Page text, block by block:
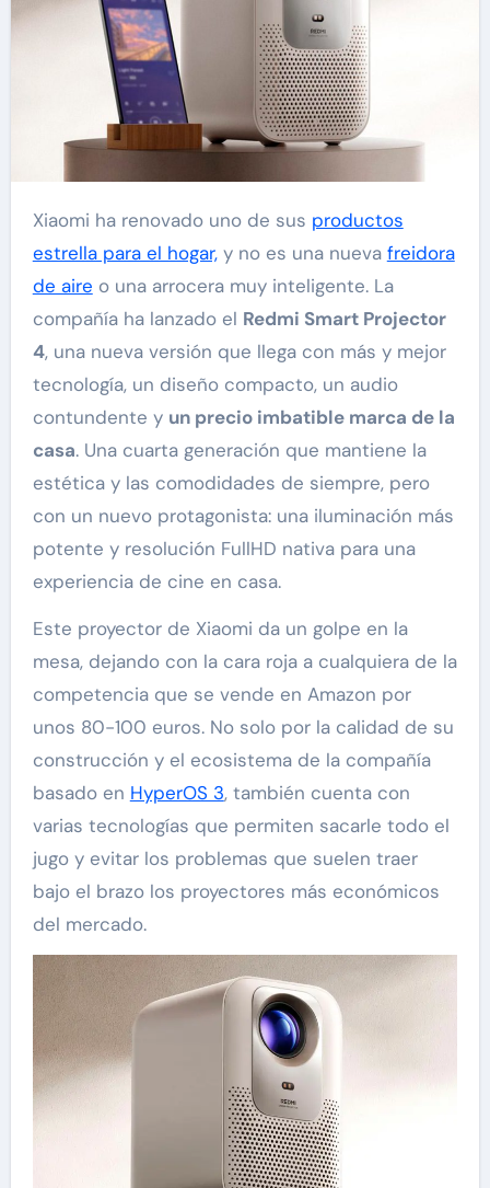
Xiaomi ha renovado uno de sus productos
estrella para el hogar,y no es una nueva freidora
de aire o una arrocera muy inteligente. La
compañía ha lanzado el Redmi Smart Projector
4, una nueva versión que llega con más y mejor
tecnología, un diseño compacto, un audio
contundente y un precio imbatible marca de la
casa. Una cuarta generación que mantiene la
estética y las comodidades de siempre, pero
con un nuevo protagonista: una iluminación más
potente y resolución FullHD nativa para una
experiencia de cine en casa.
Este proyector de Xiaomi da un golpe en la
mesa, dejando con la cara roja a cualquiera de la
competencia que se vende en Amazon por
unos 80-100 euros. No solo por la calidad de su
construcción y el ecosistema de la compañía
basado en HyperOS 3, también cuenta con
varias tecnologías que permiten sacarle todo el
jugo y evitar los problemas que suelen traer
bajo el brazo los proyectores más económicos
del mercado.